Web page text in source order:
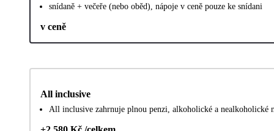
snídaně + večeře (nebo oběd), nápoje v ceně pouze ke snídani
v ceně
All inclusive
All inclusive zahrnuje plnou penzi, alkoholické a